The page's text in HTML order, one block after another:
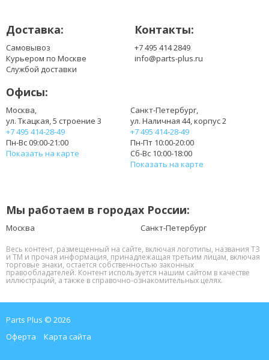
Доставка:
Самовывоз
Курьером по Москве
Службой доставки
Контакты:
+7 495 414 2849
info@parts-plus.ru
Офисы:
Москва,
ул. Ткацкая, 5 строение 3
+7 495 414-28-49
Пн-Вс 09:00-21:00
Показать на карте
Санкт-Петербург,
ул. Наличная 44, корпус 2
+7 495 414-28-49
Пн-Пт 10:00-20:00
Сб-Вс 10:00-18:00
Показать на карте
Мы работаем в городах России:
Москва Санкт-Петербург
Весь контент, размещенный на сайте, включая логотипы, названия ТЗ
и ТМ и прочая информация, принадлежащая третьим лицам, включая
торговые знаки, остается собственностью законных
правообладателей. Контент используется нашим сайтом в качестве
иллюстраций, а также в справочно-ознакомительных целях.
Parts Plus © 2026
Оферта
Карта сайта